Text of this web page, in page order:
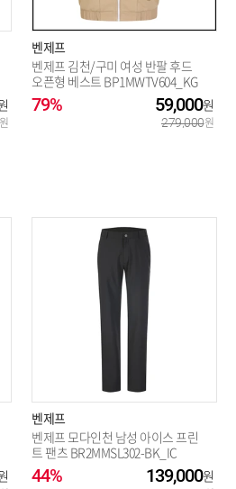
벤제프
벤제프 김천/구미 여성 반팔 후드
오픈형 베스트 BP1MWTV604_KG
79% 59,000
279,000
벤제프
벤제프 모다인천 남성 아이스 프린
트 팬츠 BR2MMSL302-BK_IC
44% 139,000